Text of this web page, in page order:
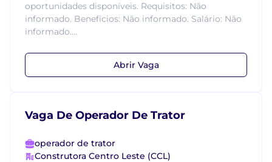
oportunidades disponíveis. Requisitos: Não
informado. Benefícios: Não informado. Salário: Não
informado....
Abrir Vaga
Vaga De Operador De Trator
operador de trator
Construtora Centro Leste (CCL)